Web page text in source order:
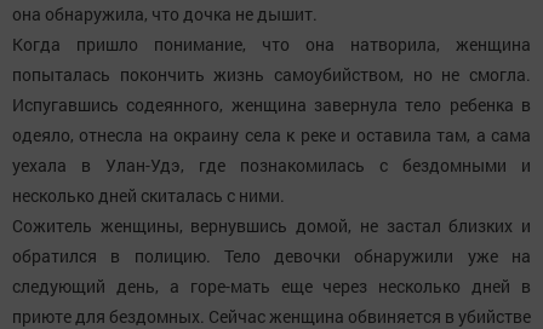
она обнаружила, что дочка не дышит.
Когда пришло понимание, что она натворила, женщина
попыталась покончить жизнь самоубийством, но не смогла.
Испугавшись содеянного, женщина завернула тело ребенка в
одеяло, отнесла на окраину села к реке и оставила там, а сама
уехала в Улан-Удэ, где познакомилась с бездомными и
несколько дней скиталась с ними.
Сожитель женщины, вернувшись домой, не застал близких и
обратился в полицию. Тело девочки обнаружили уже на
следующий день, а горе-мать еще через несколько дней в
приюте для бездомных. Сейчас женщина обвиняется в убийстве